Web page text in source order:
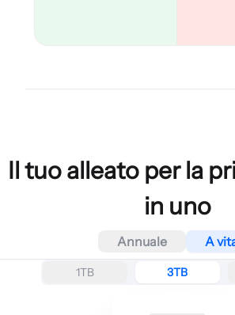
Il tuo alleato per la
in uno
Annuale A
1TB 3TB